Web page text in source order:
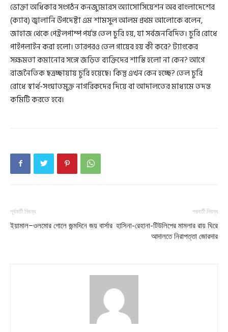
ভোক্তা অধিকার সংগঠন কনজ্যুমারস অ্যাসোসিয়েশন অব বাংলাদেশের
(ক্যাব) জ্বালানি উপদেষ্টা এম শামসুল আলম প্রথম আলোকে বলেন,
জাহাজ থেকে পেট্রলপাম্প পর্যন্ত তেল চুরি হয়, যা সর্বজনবিদিত। চুরি রোধে
পাইপলাইন করা হলো। তারপরও তেল গায়েব হয় কী করে? ট্যাংকের
সক্ষমতা কমানোর সঙ্গে জড়িত ব্যক্তিদের শাস্তি হলো না কেন? আগে
রাজনৈতিক ছত্রচ্ছায়ায় চুরি হয়েছে। কিন্তু এখন কেন হচ্ছে? তেল চুরি
রোধে স্বার্থ-সংঘাতমুক্ত নাগরিকদের দিয়ে বা আদালতের মাধ্যমে তদন্ত
কমিটি করতে হবে।
পূর্ববর্তী নিবন্ধ
ইয়ামাল–ওলমোর গোলে জন্মদিনে জয় বার্সার
পরবর্তী নিবন্ধ
হাসিনা-রেহানা-টিউলিপের মামলার রায় ঘিরে
আদালতে নিরাপত্তা জোরদার